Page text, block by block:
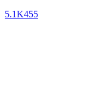
5.1K455